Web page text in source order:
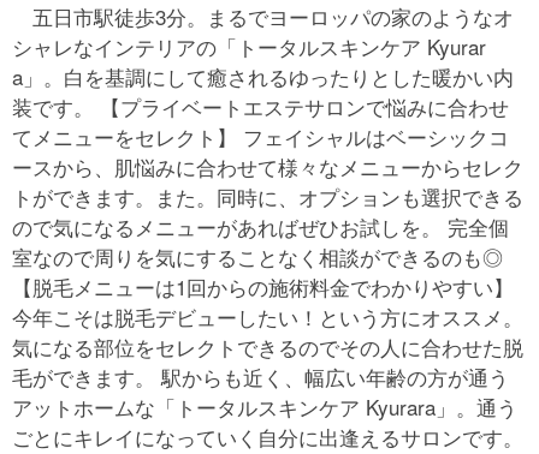
五日市駅徒歩3分。まるでヨーロッパの家のようなオ
シャレなインテリアの「トータルスキンケア Kyurar
a」。白を基調にして癒されるゆったりとした暖かい内
装です。 【プライベートエステサロンで悩みに合わせ
てメニューをセレクト】 フェイシャルはベーシックコ
ースから、肌悩みに合わせて様々なメニューからセレク
トができます。また。同時に、オプションも選択できる
ので気になるメニューがあればぜひお試しを。 完全個
室なので周りを気にすることなく相談ができるのも◎
【脱毛メニューは1回からの施術料金でわかりやすい】
今年こそは脱毛デビューしたい！という方にオススメ。
気になる部位をセレクトできるのでその人に合わせた脱
毛ができます。 駅からも近く、幅広い年齢の方が通う
アットホームな「トータルスキンケア Kyurara」。通う
ごとにキレイになっていく自分に出逢えるサロンです。